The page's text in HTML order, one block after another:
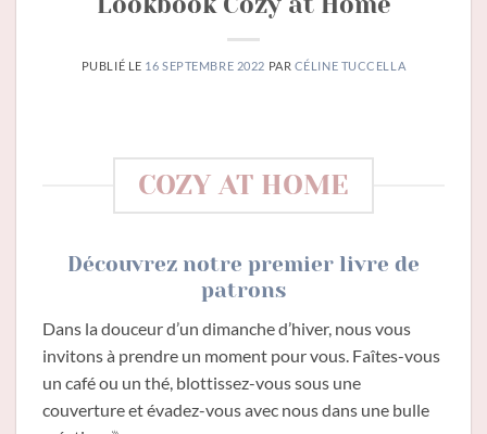
PUBLIÉ LE 16 SEPTEMBRE 2022 PAR CÉLINE TUCCELLA
COZY AT HOME
Découvrez notre premier livre de
patrons
Dans la douceur d’un dimanche d’hiver, nous vous
invitons à prendre un moment pour vous. Faîtes-vous
un café ou un thé, blottissez-vous sous une
couverture et évadez-vous avec nous dans une bulle